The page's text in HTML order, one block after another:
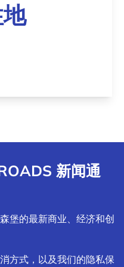
新闻通
堡的最新商业、经济和创
方式，以及我们的隐私保